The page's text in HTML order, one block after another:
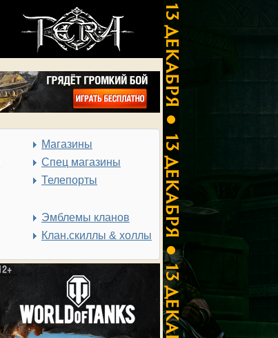
Магазины
Спец магазины
Телепорты
Эмблемы кланов
Клан.скиллы & холлы